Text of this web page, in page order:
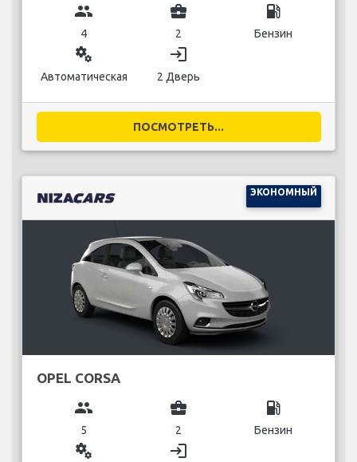
group
4
business_center
2
local_gas_station
Бензин
miscellaneous_services
Автоматическая
login
2 Дверь
ПОСМОТРЕТЬ...
ЭКОНОМНЫЙ
OPEL CORSA
group
5
business_center
2
local_gas_station
Бензин
miscellaneous_services login